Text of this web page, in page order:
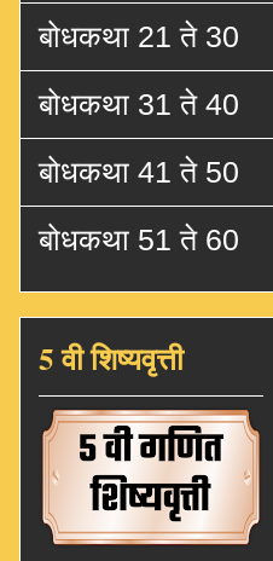
बोधकथा 21 ते 30
बोधकथा 31 ते 40
बोधकथा 41 ते 50
बोधकथा 51 ते 60
5 वी शिष्यवृत्ती